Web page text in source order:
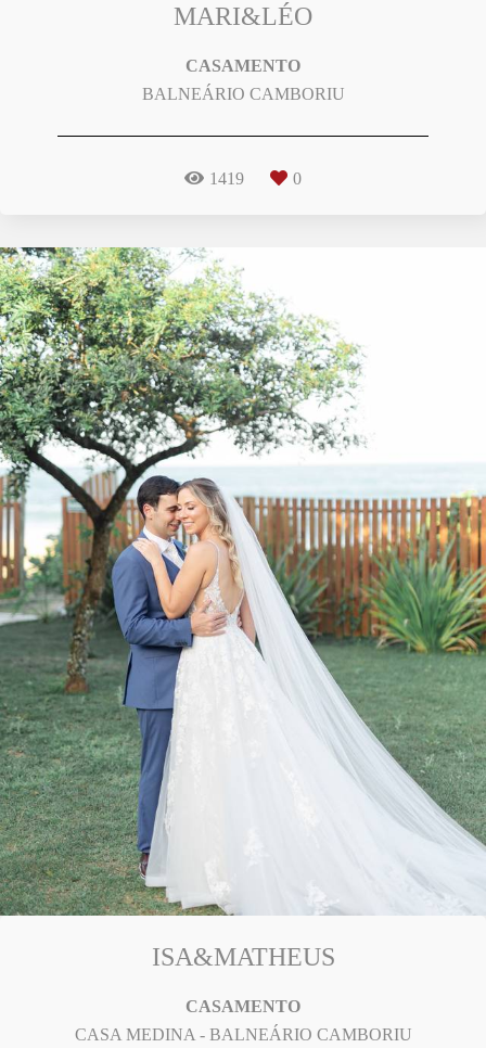
MARI&LÉO
CASAMENTO
BALNEÁRIO CAMBORIU
1419 0
ISA&MATHEUS
CASAMENTO
CASA MEDINA - BALNEÁRIO CAMBORIU